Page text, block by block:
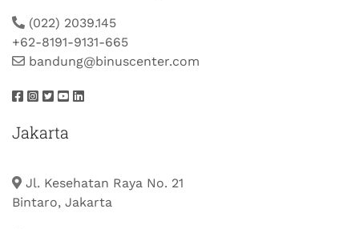
(022) 2039.145
+62-8191-9131-665
bandung@binuscenter.com
Jakarta
Jl. Kesehatan Raya No. 21
Bintaro, Jakarta